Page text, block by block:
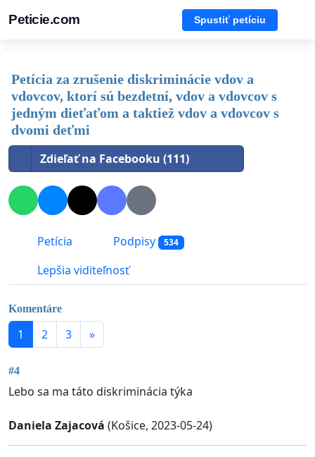
Peticie.com Spustiť petíciu
Petícia za zrušenie diskriminácie vdov a
vdovcov, ktorí sú bezdetní, vdov a vdovcov s
jedným dieťaťom a taktiež vdov a vdovcov s
dvomi deťmi
Zdieľať na Facebooku (111)
Petícia Podpisy 534
Lepšia viditeľnosť
Komentáre
1 2 3 »
#4
Lebo sa ma táto diskriminácia týka
Daniela Zajacová (Košice, 2023-05-24)